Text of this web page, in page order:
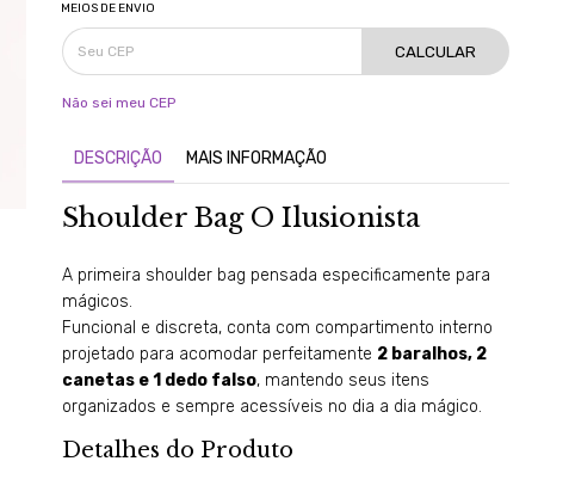
MEIOS DE ENVIO
CALCULAR
Não sei meu CEP
DESCRIÇÃO MAIS INFORMAÇÃO
Shoulder Bag O Ilusionista
A primeira shoulder bag pensada especificamente para
mágicos.
Funcional e discreta, conta com compartimento interno
projetado para acomodar perfeitamente 2 baralhos, 2
canetas e 1 dedo falso, mantendo seus itens
organizados e sempre acessíveis no dia a dia mágico.
Detalhes do Produto